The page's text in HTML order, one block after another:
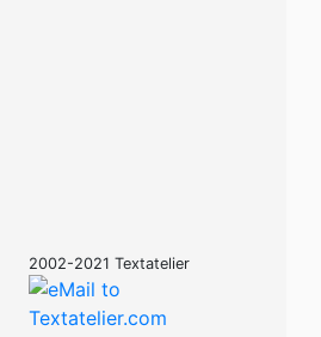
2002-2021 Textatelier